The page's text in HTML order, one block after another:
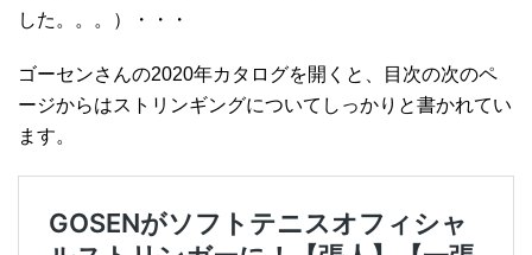
した。。。）・・・
ゴーセンさんの2020年カタログを開くと、目次の次のペ
ージからはストリンギングについてしっかりと書かれてい
ます。